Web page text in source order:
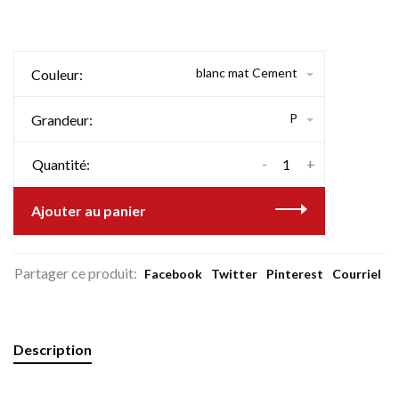
Couleur: blanc mat Cement
Grandeur: P
Quantité: +
-
Ajouter au panier
Partager ce produit: Facebook Twitter Pinterest Courriel
Description